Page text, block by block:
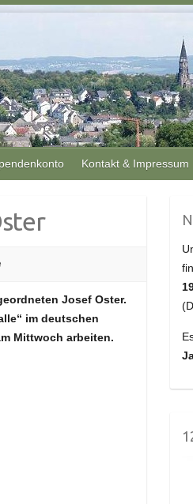
Kontakt & Impressum
Josef Oster.
im deutschen
Mittwoch arbeiten.